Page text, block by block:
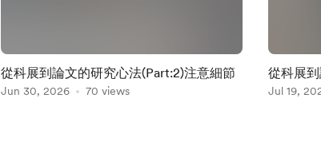
從科展到論文的研究心法(Part:2)注意細節
Jun 30, 2026 70 views
從科展
預判
Jul 19,